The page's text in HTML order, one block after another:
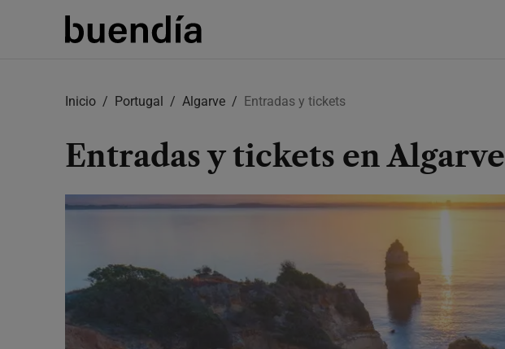
Inicio Portugal Algarve Entradas y tickets
Entradas y tickets en Algarve